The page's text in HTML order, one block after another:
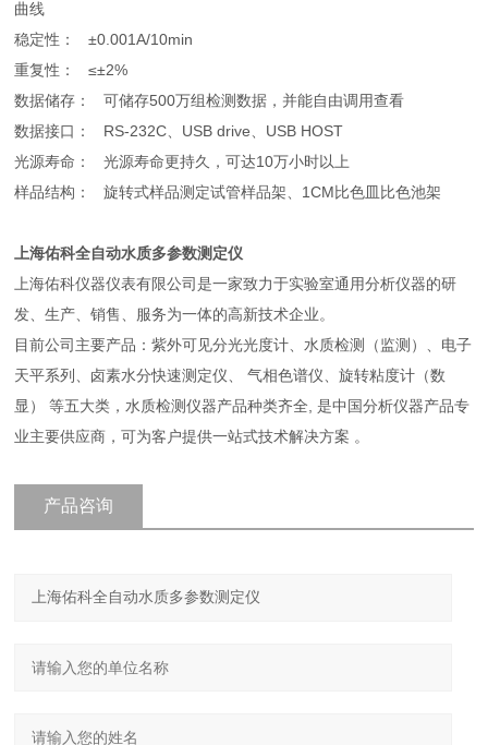
曲线
稳定性： ±0.001A/10min
重复性： ≤±2%
数据储存： 可储存500万组检测数据，并能自由调用查看
数据接口： RS-232C、USB drive、USB HOST
光源寿命： 光源寿命更持久，可达10万小时以上
样品结构： 旋转式样品测定试管样品架、1CM比色皿比色池架
上海佑科全自动水质多参数测定仪
上海佑科仪器仪表有限公司是一家致力于实验室通用分析仪器的研
发、生产、销售、服务为一体的高新技术企业。
目前公司主要产品：紫外可见分光光度计、水质检测（监测）、电子
天平系列、卤素水分快速测定仪、 气相色谱仪、旋转粘度计（数
显） 等五大类，水质检测仪器产品种类齐全, 是中国分析仪器产品专
业主要供应商，可为客户提供一站式技术解决方案 。
产品咨询